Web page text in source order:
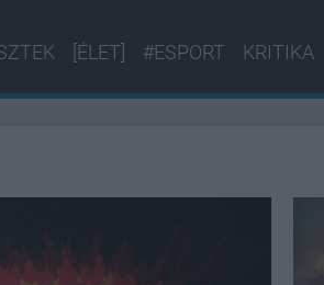
[ÉLET] #ESPORT KRITIKA